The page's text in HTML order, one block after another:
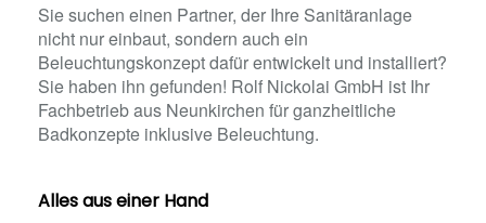
Sie suchen einen Partner, der Ihre Sanitäranlage
nicht nur einbaut, sondern auch ein
Beleuchtungskonzept dafür entwickelt und installiert?
Sie haben ihn gefunden! Rolf Nickolai GmbH ist Ihr
Fachbetrieb aus Neunkirchen für ganzheitliche
Badkonzepte inklusive Beleuchtung.
Alles aus einer Hand